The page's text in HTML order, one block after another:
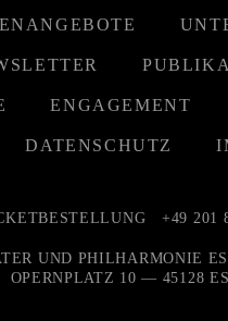
ENGAGEMENT
DATENSCHUTZ
+49 201
UND PHILHARMONIE
OPERNPLATZ 10 — 45128